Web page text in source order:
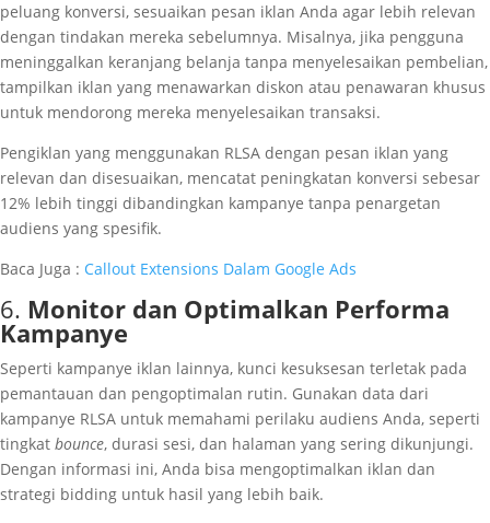
peluang konversi, sesuaikan pesan iklan Anda agar lebih relevan
dengan tindakan mereka sebelumnya. Misalnya, jika pengguna
meninggalkan keranjang belanja tanpa menyelesaikan pembelian,
tampilkan iklan yang menawarkan diskon atau penawaran khusus
untuk mendorong mereka menyelesaikan transaksi.
Pengiklan yang menggunakan RLSA dengan pesan iklan yang
relevan dan disesuaikan, mencatat peningkatan konversi sebesar
12% lebih tinggi dibandingkan kampanye tanpa penargetan
audiens yang spesifik.
Baca Juga : Callout Extensions Dalam Google Ads
6. Monitor dan Optimalkan Performa
Kampanye
Seperti kampanye iklan lainnya, kunci kesuksesan terletak pada
pemantauan dan pengoptimalan rutin. Gunakan data dari
kampanye RLSA untuk memahami perilaku audiens Anda, seperti
tingkat bounce, durasi sesi, dan halaman yang sering dikunjungi.
Dengan informasi ini, Anda bisa mengoptimalkan iklan dan
strategi bidding untuk hasil yang lebih baik.